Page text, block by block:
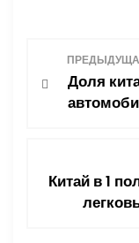
Доля
Китай в 1